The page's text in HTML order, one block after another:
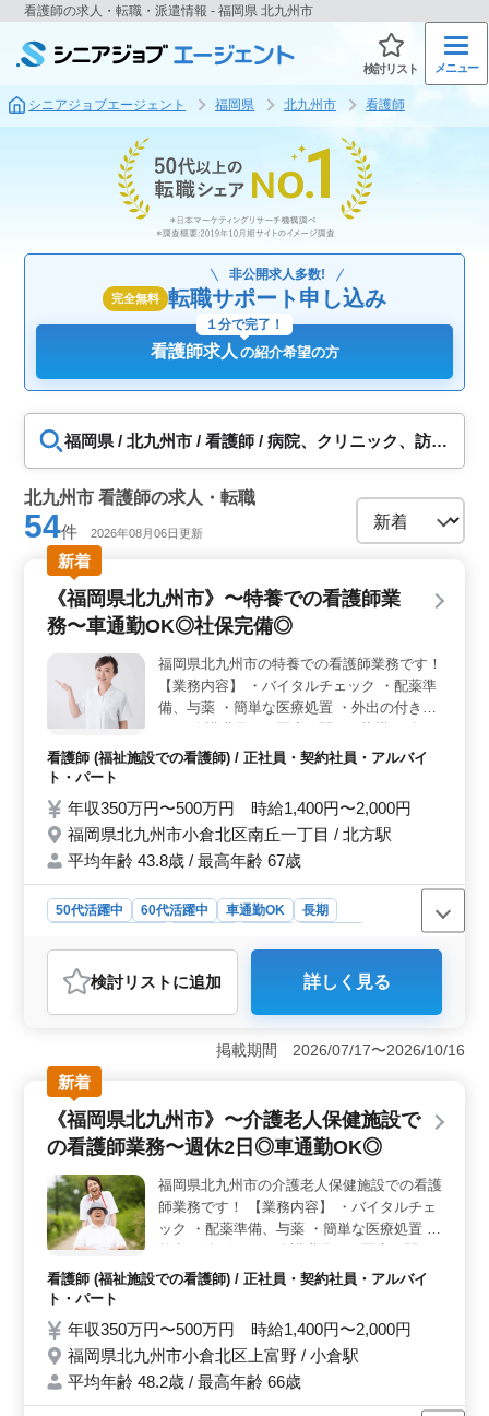
看護師の求人・転職・派遣情報 - 福岡県 北九州市
検討リスト メニュー
シニアジョブエージェント 福岡県 北九州市 看護師
完全無料
非公開求人多数!
転職サポート申し込み
看護師求人 の紹介希望の方
１分で完了！
福岡県 / 北九州市 / 看護師 / 病院、クリニック、訪問
北九州市 看護師の求人・転職
54件 2026年08月06日更新
新着
《福岡県北九州市》〜特養での看護師業
務〜車通勤OK◎社保完備◎
福岡県北九州市の特養での看護師業務です！
【業務内容】 ・バイタルチェック ・配薬準
備、与薬 ・簡単な医療処置 ・外出の付き添
事、排泄補助 ・入浴の介助 ・ベッドメイキ
防、蔓延の防止 ・吸引、呼吸器ケア ・レク
リエーションの補助 ＊中高年活躍中 ＊社会
保険完備 ＊経験者優遇 ＊車通勤OK 若いス
タッフが経験者の力を必要としています！
ぜひ今までの経験を活かして頂ける方のご応
募お待ちしております。
看護師 (福祉施設での看護師) / 正社員・契約社員・アルバイ
ト・パート
年収350万円〜500万円 時給1,400円〜2,000円
福岡県北九州市小倉北区南丘一丁目 / 北方駅
平均年齢 43.8歳 / 最高年齢 67歳
50代活躍中 60代活躍中 車通勤OK
長期
おすすめポイント
＜多様な雇用形態と柔軟な働き方＞ 正社員からアルバ
イト・パートまで幅広い雇用形態を提供しており、自分
にあった働き方を選ぶこともできます。残業が少なめ
で、長期的に働きやすい環境です。 ＜経験を生かせ
る職場環境＞ 看護師としての実務経験5年以上の方を対
象としており、施設では、中高年のスタッフが活躍中で
す。これまでの経験やスキルを活かし、チームの一員と
社会保険完備で安心して長く働けるほか、車通勤が可能
で通勤手当が実費支給されるため、通勤も便利です。
検討リスト に追加 詳しく見る
掲載期間 2026/07/17〜2026/10/16
新着
《福岡県北九州市》〜介護老人保健施設で
の看護師業務〜週休2日◎車通勤OK◎
福岡県北九州市の介護老人保健施設での看護
師業務です！ 【業務内容】 ・バイタルチェ
ック ・配薬準備、与薬 ・簡単な医療処置 ・
る指導 ・食事、排泄補助 ・入浴の介助 ・ベ
発生の予防、蔓延の防止 ・吸引、呼吸器ケ
ア ・レクリエーションの補助 ＊中高年活躍
中 ＊車通勤OK ＊社会保険完備 ＊経験者優
遇 ＊週休2日 最近中高年の新入スタッフも
看護師 (福祉施設での看護師) / 正社員・契約社員・アルバイ
ト・パート
年収350万円〜500万円 時給1,400円〜2,000円
福岡県北九州市小倉北区上富野 / 小倉駅
平均年齢 48.2歳 / 最高年齢 66歳